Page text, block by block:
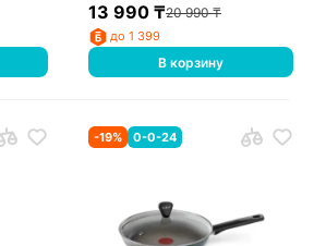
13 990 ₸20 990₸
до 1 399
В корзину
-19% 0-0-24